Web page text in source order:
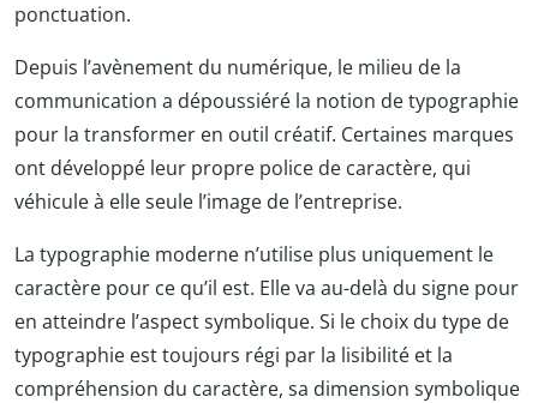
ponctuation.
Depuis l’avènement du numérique, le milieu de la
communication a dépoussiéré la notion de typographie
pour la transformer en outil créatif. Certaines marques
ont développé leur propre police de caractère, qui
véhicule à elle seule l’image de l’entreprise.
La typographie moderne n’utilise plus uniquement le
caractère pour ce qu’il est. Elle va au-delà du signe pour
en atteindre l’aspect symbolique. Si le choix du type de
typographie est toujours régi par la lisibilité et la
compréhension du caractère, sa dimension symbolique